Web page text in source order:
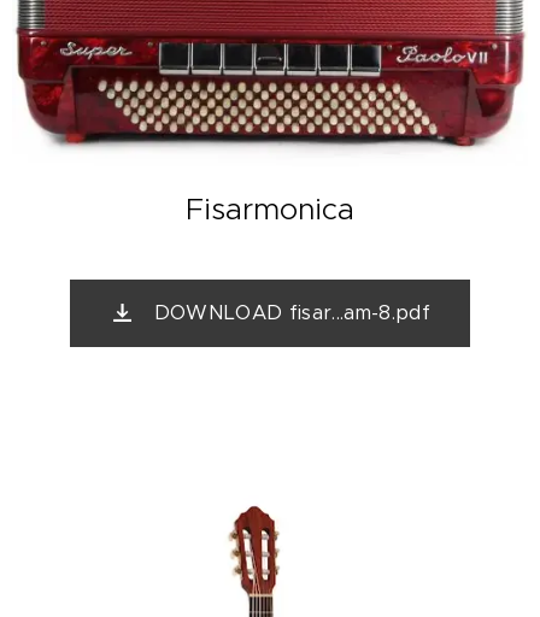
Fisarmonica
DOWNLOAD fisar...am-8.pdf